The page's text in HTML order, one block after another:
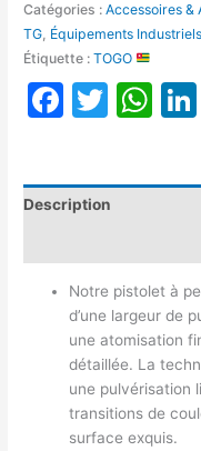
Catégories :Accessoires &
TG, Équipements
Étiquette :TOGO
Description
Notre pistolet à
d’une largeur de
une atomisation
détaillée. La
une pulvérisation
transitions de
surface exquis.